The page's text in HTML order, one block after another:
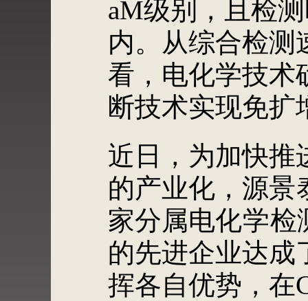
aM级别，且检
内。从综合检测
看，电化学技术
断技术实现免扩
近日，为加快推
的产业化， 源景
家分属电化学检
的先进企业达成
挥各自优势，在